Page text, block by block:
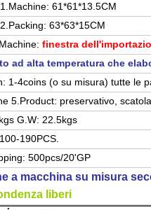
61*61*13.5CM
63*63*15CM
finestra
ad alta temperatura che
1-4coins (o su misura) tutte le
5.Product: preservativo,
G.W: 22.5kgs
190PCS.
500pcs/20'GP
a macchina su misura
liberi